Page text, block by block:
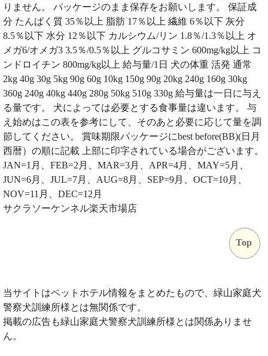
りません。 パッケージのまま保存をお願いします。 保証成
分 たんぱく質 35％以上 脂肪 17％以上 繊維 6％以下 灰分
8.5％以下 水分 12％以下 カルシウム/リン 1.8％/1.3％以上 オ
メガ6/オメガ3 3.5％/0.5％以上 グルコサミン 600mg/kg以上 コ
ンドロイチン 800mg/kg以上 給与量/1日 犬の体重 活発 通常
2kg 40g 30g 5kg 90g 60g 10kg 150g 90g 20kg 240g 160g 30kg
360g 240g 40kg 440g 280g 50kg 510g 330g 給与量は一日に与え
る量です。 犬によっては必要とする食事量は違います。 与
え始めはこの表を参考にして、そのあと必要に応じて量を調
節してください。 賞味期限パッケージにbest before(BB)(日月
西暦）の順に記載 上部に印字されている場合がございます。
JAN=1月、FEB=2月、MAR=3月、APR=4月、MAY=5月、
JUN=6月、JUL=7月、AUG=8月、SEP=9月、OCT=10月、
NOV=11月、DEC=12月
サクラソーケンネル楽天市場店
Top
当サイトはペットホテル情報をまとめたもので、緑山家庭犬
警察犬訓練所様とは無関係です。
掲載の広告も緑山家庭犬警察犬訓練所様とは関係ありませ
ん。